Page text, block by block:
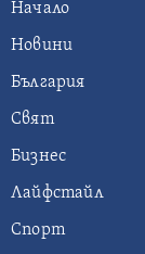
Начало
Новини
България
Свят
Бизнес
Лайфстайл
Спорт